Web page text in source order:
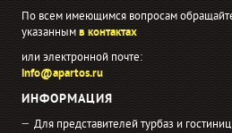
По всем имеющимся вопросам
указаннымв контактах
или электронной почте:
info@apartos.ru
ИНФОРМАЦИЯ
Для представителей турбаз и гостиниц